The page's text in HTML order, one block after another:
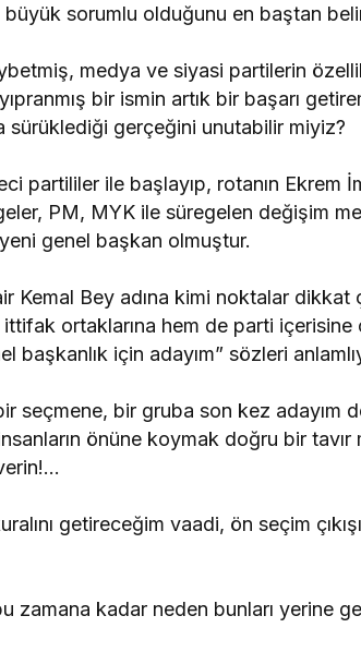
büyük sorumlu olduğunu en baştan
medya ve siyasi partilerin
bir ismin artık bir başarı
sürüklediği gerçeğini unutabilir miyiz?
partililer ile başlayıp, rotanın Ekrem
PM, MYK ile süregelen değişim
genel başkan olmuştur.
Kemal Bey adına kimi noktalar dikkat
ortaklarına hem de parti
başkanlık için adayım” sözleri
seçmene, bir gruba son kez adayım
önüne koymak doğru bir tavır
getireceğim vaadi, ön seçim
zamana kadar neden bunları yerine